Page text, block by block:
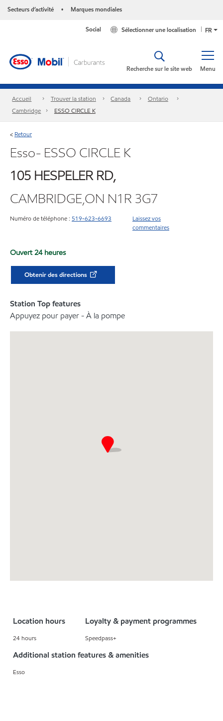
Secteurs d’activité • Marques mondiales
FR
Sélectionner une localisation
Social
Menu
Recherche sur le site web
Accueil Trouver la station Canada
Ontario
Cambridge
ESSO CIRCLE K
< Retour
Esso- ESSO CIRCLE K
105 HESPELER RD,
CAMBRIDGE,ON N1R 3G7
Numéro de téléphone : 519-623-6693
Laissez vos
commentaires
Ouvert 24 heures
Obtenir des directions
Station Top features
Appuyez pour payer - À la pompe
Location hours
24 hours
Loyalty & payment programmes
Speedpass+
Additional station features & amenities
Esso